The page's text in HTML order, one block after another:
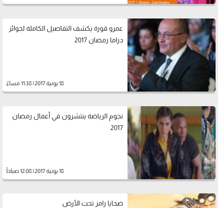
عمرو قورة يكشف التفاصيل الكاملة لجوائز
دراما رمضان 2017
18 يونية 2017 | 11:38 مساءً
نجوم الرياضة ينتشرون في أعمال رمضان
2017
18 يونية 2017 | 12:08 صباحاً
ضحايا رامز تحت الأرض